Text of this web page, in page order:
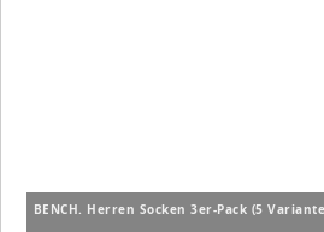
BENCH. Herren Socken 3er-Pack (5